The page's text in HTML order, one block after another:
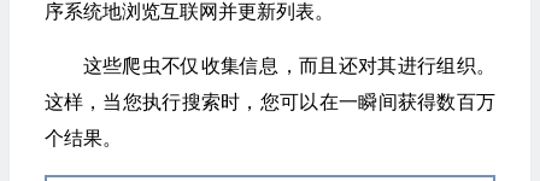
序系统地浏览互联网并更新列表。
这些爬虫不仅收集信息，而且还对其进行组织。
这样，当您执行搜索时，您可以在一瞬间获得数百万
个结果。